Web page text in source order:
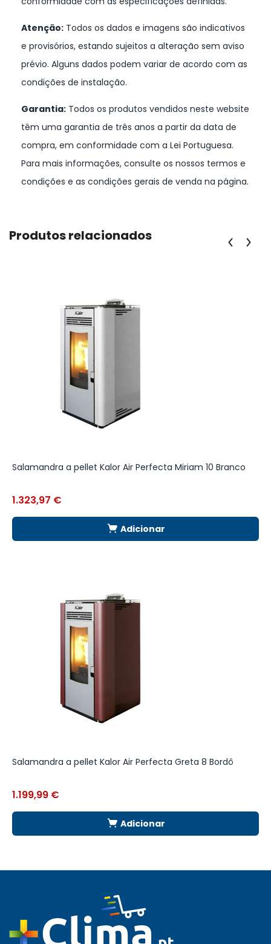
Atenção: Todos os dados e imagens são indicativos
e provisórios, estando sujeitos a alteração sem aviso
prévio. Alguns dados podem variar de acordo com as
condições de instalação.
Garantia: Todos os produtos vendidos neste website
têm uma garantia de três anos a partir da data de
compra, em conformidade com a Lei Portuguesa.
Para mais informações, consulte os nossos termos e
condições e as condições gerais de venda na página.
Produtos relacionados
Salamandra a pellet Kalor Air Perfecta Miriam 10 Branco
1.323,97 €
Adicionar
Salamandra a pellet Kalor Air Perfecta Greta 8 Bordô
1.199,99 €
Adicionar